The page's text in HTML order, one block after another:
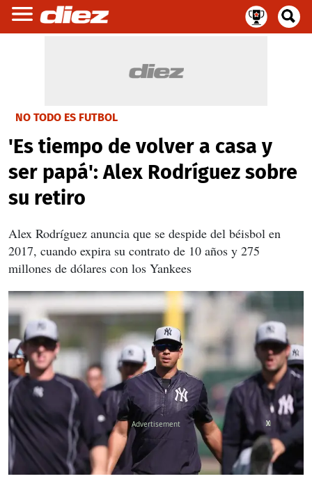
NO TODO ES FUTBOL
'Es tiempo de volver a casa y
ser papá': Alex Rodríguez sobre
su retiro
Alex Rodríguez anuncia que se despide del béisbol en
2017, cuando expira su contrato de 10 años y 275
millones de dólares con los Yankees
X
X